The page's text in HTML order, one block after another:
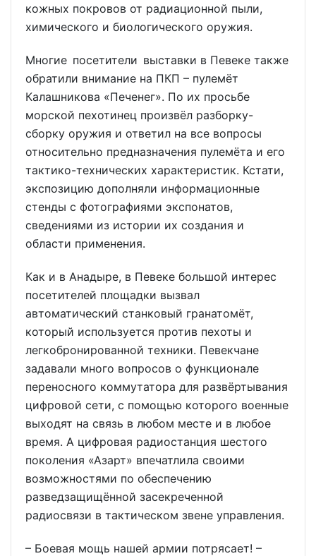
кожных покровов от радиационной пыли,
химического и биологического оружия.
Многие посетители выставки в Певеке также
обратили внимание на ПКП – пулемёт
Калашникова «Печенег». По их просьбе
морской пехотинец произвёл разборку-
сборку оружия и ответил на все вопросы
относительно предназначения пулемёта и его
тактико-технических характеристик. Кстати,
экспозицию дополняли информационные
стенды с фотографиями экспонатов,
сведениями из истории их создания и
области применения.
Как и в Анадыре, в Певеке большой интерес
посетителей площадки вызвал
автоматический станковый гранатомёт,
который используется против пехоты и
легкобронированной техники. Певекчане
задавали много вопросов о функционале
переносного коммутатора для развёртывания
цифровой сети, с помощью которого военные
выходят на связь в любом месте и в любое
время. А цифровая радиостанция шестого
поколения «Азарт» впечатлила своими
возможностями по обеспечению
разведзащищённой засекреченной
радиосвязи в тактическом звене управления.
– Боевая мощь нашей армии потрясает! –